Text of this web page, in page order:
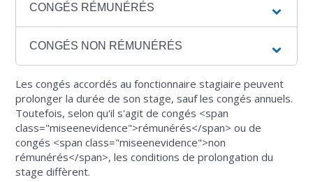
CONGÉS RÉMUNÉRÉS
CONGÉS NON RÉMUNÉRÉS
Les congés accordés au fonctionnaire stagiaire peuvent
prolonger la durée de son stage, sauf les congés annuels.
Toutefois, selon qu'il s'agit de congés <span
class="miseenevidence">rémunérés</span> ou de
congés <span class="miseenevidence">non
rémunérés</span>, les conditions de prolongation du
stage diffèrent.